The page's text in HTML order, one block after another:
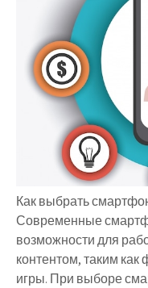
Как выбрать
Современные
возможности для
контентом, таким
игры. При выборе